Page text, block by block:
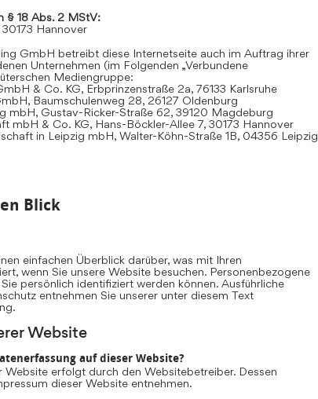
§ 18 Abs. 2 MStV:
Hannover
GmbH betreibt diese Internetseite auch im Auftrag ihrer
Unternehmen (im Folgenden „Verbundene
Mediengruppe:
& Co. KG, Erbprinzenstraße 2a, 76133 Karlsruhe
Baumschulenweg 28, 26127 Oldenburg
mbH, Gustav-Ricker-Straße 62, 39120 Magdeburg
mbH & Co. KG, Hans-Böckler-Allee 7, 30173 Hannover
in Leipzig mbH, Walter-Köhn-Straße 1B, 04356 Leipzig
Blick
einfachen Überblick darüber, was mit Ihren
wenn Sie unsere Website besuchen. Personenbezogene
persönlich identifiziert werden können. Ausführliche
entnehmen Sie unserer unter diesem Text
Website
auf dieser Website?
erfolgt durch den Websitebetreiber. Dessen
dieser Website entnehmen.